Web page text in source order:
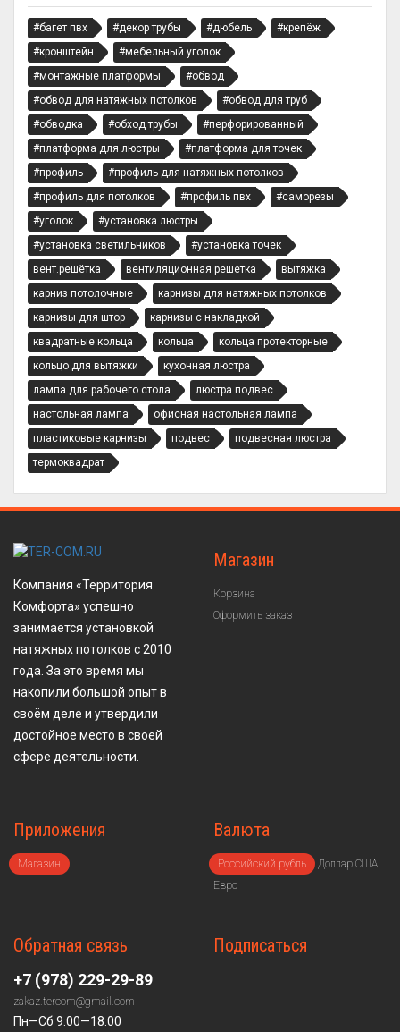
#багет пвх #декор трубы #дюбель
#крепёж
#кронштейн
#мебельный уголок
#монтажные платформы
#обвод
#обвод для натяжных потолков
#обвод для труб
#обводка
#обход трубы
#перфорированный
#платформа для люстры
#платформа для точек
#профиль
#профиль для натяжных потолков
#профиль для потолков
#профиль пвх
#саморезы
#уголок
#установка люстры
#установка светильников
#установка точек
вент.решётка
вентиляционная решетка
вытяжка
карниз потолочные
карнизы для натяжных потолков
карнизы для штор
карнизы с накладкой
квадратные кольца
кольца
кольца протекторные
кольцо для вытяжки
кухонная люстра
лампа для рабочего стола
люстра подвес
настольная лампа
офисная настольная лампа
пластиковые карнизы
подвес
подвесная люстра
термоквадрат
Компания «Территория
Комфорта» успешно
занимается установкой
натяжных потолков с 2010
года. За это время мы
накопили большой опыт в
своём деле и утвердили
достойное место в своей
сфере деятельности.
Магазин
Корзина
Оформить заказ
Приложения
Магазин
Валюта
Российский рубль
Доллар США
Евро
Обратная связь
+7 (978) 229-29-89
zakaz.tercom@gmail.com
Пн—Сб 9:00—18:00
Подписаться